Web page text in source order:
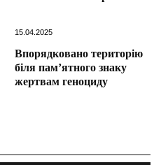
15.04.2025
Впорядковано територію
біля пам’ятного знаку
жертвам геноциду